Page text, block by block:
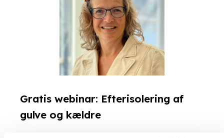
Gratis webinar: Efterisolering af
gulve og kældre